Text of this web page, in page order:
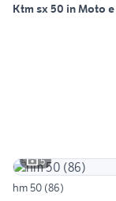
Ktm sx 50 in Moto
5
hm 50 (86)